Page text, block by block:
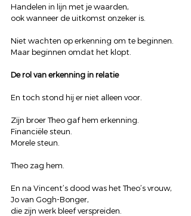
Handelen in lijn met je waarden,
ook wanneer de uitkomst onzeker is.
Niet wachten op erkenning om te beginnen.
Maar beginnen omdat het klopt.
De rol van erkenning in relatie
En toch stond hij er niet alleen voor.
Zijn broer Theo gaf hem erkenning.
Financiële steun.
Morele steun.
Theo zag hem.
En na Vincent’s dood was het Theo’s vrouw,
Jo van Gogh-Bonger,
die zijn werk bleef verspreiden.